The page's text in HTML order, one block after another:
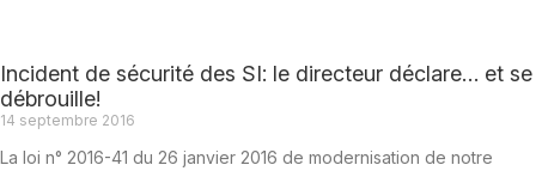
Incident de sécurité des SI: le directeur déclare… et se
débrouille!
14 septembre 2016
La loi n° 2016-41 du 26 janvier 2016 de modernisation de notre